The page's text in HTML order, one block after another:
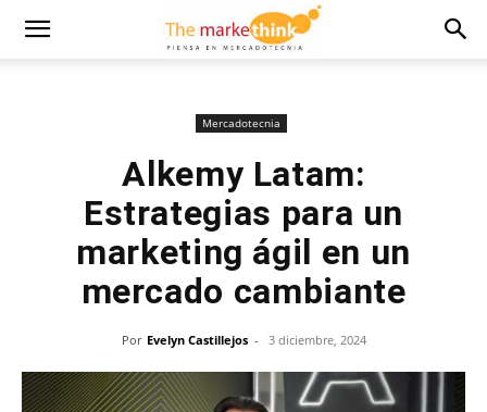
Mercadotecnia
Alkemy Latam:
Estrategias para un
marketing ágil en un
mercado cambiante
Por Evelyn Castillejos - 3 diciembre, 2024